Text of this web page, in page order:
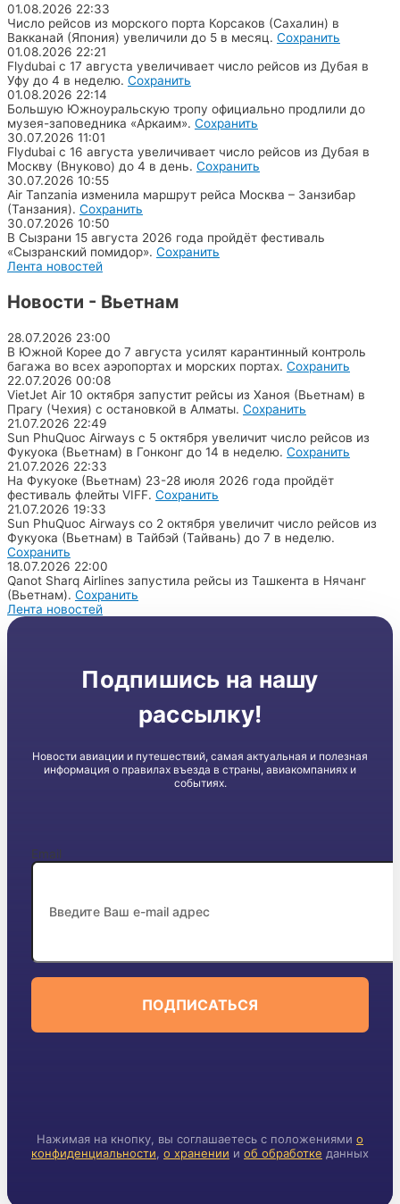
01.08.2026 22:33
Число рейсов из морского порта Корсаков (Сахалин) в
Вакканай (Япония) увеличили до 5 в месяц. Сохранить
01.08.2026 22:21
Flydubai с 17 августа увеличивает число рейсов из Дубая в
Уфу до 4 в неделю. Сохранить
01.08.2026 22:14
Большую Южноуральскую тропу официально продлили до
музея-заповедника «Аркаим». Сохранить
30.07.2026 11:01
Flydubai с 16 августа увеличивает число рейсов из Дубая в
Москву (Внуково) до 4 в день. Сохранить
30.07.2026 10:55
Air Tanzania изменила маршрут рейса Москва – Занзибар
(Танзания). Сохранить
30.07.2026 10:50
В Сызрани 15 августа 2026 года пройдёт фестиваль
«Сызранский помидор». Сохранить
Лента новостей
Новости - Вьетнам
28.07.2026 23:00
В Южной Корее до 7 августа усилят карантинный контроль
багажа во всех аэропортах и морских портах. Сохранить
22.07.2026 00:08
VietJet Air 10 октября запустит рейсы из Ханоя (Вьетнам) в
Прагу (Чехия) с остановкой в Алматы. Сохранить
21.07.2026 22:49
Sun PhuQuoc Airways с 5 октября увеличит число рейсов из
Фукуока (Вьетнам) в Гонконг до 14 в неделю. Сохранить
21.07.2026 22:33
На Фукуоке (Вьетнам) 23-28 июля 2026 года пройдёт
фестиваль флейты VIFF. Сохранить
21.07.2026 19:33
Sun PhuQuoc Airways со 2 октября увеличит число рейсов из
Фукуока (Вьетнам) в Тайбэй (Тайвань) до 7 в неделю.
Сохранить
18.07.2026 22:00
Qanot Sharq Airlines запустила рейсы из Ташкента в Нячанг
(Вьетнам). Сохранить
Лента новостей
Подпишись на нашу
рассылку!
Новости авиации и путешествий, самая актуальная и полезная
информация о правилах въезда в страны, авиакомпаниях и
событиях.
Email
ПОДПИСАТЬСЯ
Нажимая на кнопку, вы соглашаетесь с положениями о
конфиденциальности о хранении и об обработке данных